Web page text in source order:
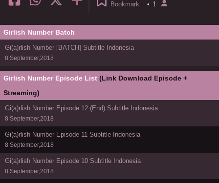
Bookmark • 1
Girlish Number Batch
Gi(a)rlish Number [BATCH] Subtitle Indonesia
8 September,2018
Girlish Number Episode List (Link Download Episode +
Streaming)
Gi(a)rlish Number Episode 12 (End) Subtitle Indonesia
8 September,2018
Gi(a)rlish Number Episode 11 Subtitle Indonesia
8 September,2018
Gi(a)rlish Number Episode 10 Subtitle Indonesia
8 September,2018